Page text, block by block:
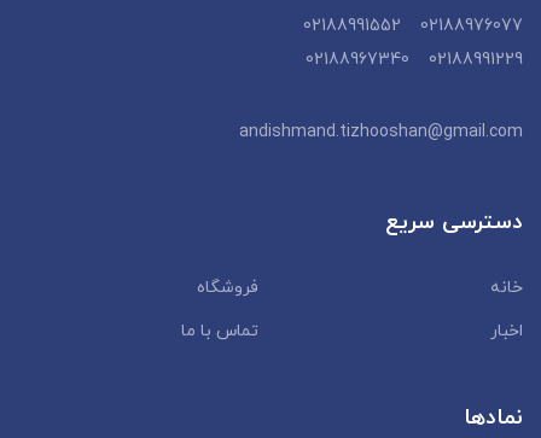
02188976077 02188991552
02188991229 02188967340
andishmand.tizhooshan@gmail.com
دسترسی سریع
خانه
فروشگاه
اخبار
تماس با ما
نمادها